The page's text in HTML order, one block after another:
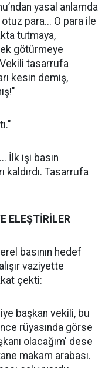
yasal anlamda
para... O para ile
tutmaya,
götürmeye
tasarrufa
kesin demiş,
İlk işi basın
kaldırdı. Tasarrufa
ELEŞTİRİLER
basının hedef
vaziyette
çekti:
başkan vekili, bu
rüyasında görse
olacağım' dese
makam arabası.